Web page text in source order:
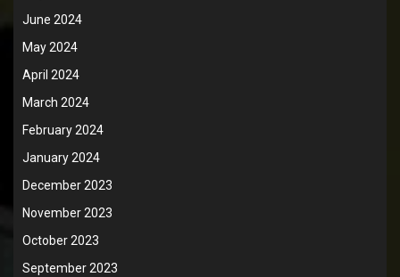
June 2024
May 2024
April 2024
March 2024
February 2024
January 2024
December 2023
November 2023
October 2023
September 2023